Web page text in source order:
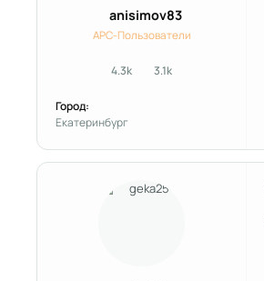
anisimov83
APC-Пользователи
4.3kсообщения
3.1kРепутация
Город:
Екатеринбург